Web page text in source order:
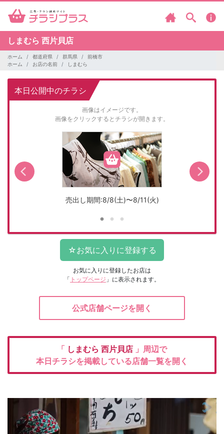
しまむら 西片貝店
ホーム 都道府県 群馬県
前橋市
ホーム
お店の名前 しまむら
本日公開中のチラシ
画像はイメージです。
画像をクリックするとチラシが開きます。
売出し期間:8/8(土)〜8/11(火)
お気に入りに登録したお店は
「 トップページ 」に表示されます。
公式店舗ページを開く
「 しまむら 西片貝店 」周辺で
本日チラシを掲載している店舗一覧を開く